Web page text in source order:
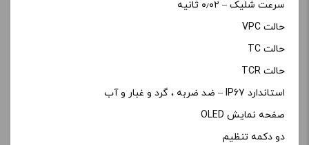
سرعت شلیک – ۰٫۰۲ ثانیه
حالت VPC
حالت TC
حالت TCR
استاندارد IP67 – ضد ضربه ، گرد و غبار و آب
صفحه نمایش OLED
دو دکمه تنظیم